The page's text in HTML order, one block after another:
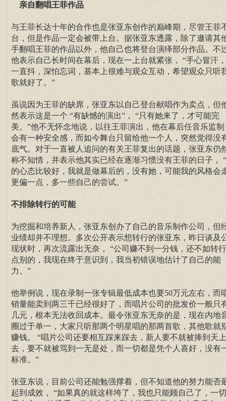
亲自翻唱王菲作品
与王菲长达十年的合作也是张亚东创作的巅峰期，尽管王菲
台，但是作品一定会被带上台。据张亚东透露，除了邀请其
手翻唱王菲的作品以外，他自己也将登台演绎部分作品。不
他表示自己长时间在幕后，现在一上台就紧张， “手心冒汗
一直抖，深怕忘词，基本上很难与观众互动，希望观众只听
歌就好了。”
虽说因为王菲的缺席，张亚东以自己登台献唱作为卖点，但
然表示这是一个 “有缺憾的演出”， “只有她来了，才可能完
美。”他不无怀念地说，以往王菲演出，他在幕后任音乐监制
会有一种安全感，而如今舞台只留给他一个人，突然觉得没
底气。对于一直被人追问的有关王菲复出的话题，张亚东仍
称不知情，并表示他其实已经在逐渐习惯没有王菲的日子，
的心态比较好，我就是做幕后的，没有她，可能我的风格会
更偏一点，多一些自己的尝试。”
不排除转行的可能
为挖掘和培养新人，张亚东创办了自己的音乐制作公司，但
业绩却并不理想。多次公开表示想转行的张亚东，昨日谈及
现状时，再次流露出无奈， “公司赚不到一分钱，还不如转
点别的，我现在终于意识到，我当初错误地估计了自己的能
力。”
他举例说，现在录制一张专辑最低成本也要50万元左右，而
销量能卖到两三千已经很好了，而唱片公司的批发价一般只
几元，根本无法收回成本。最令张亚东无奈的是，现在内地
圈过于单一，大家只听那两个明星唱的那两首歌，其他歌就
赚钱。 “唱片公司还要相互踩来踩去，新人要不就被捧到天上
去，要不就被骂到一无是处，而一切都是凭个人喜好，没有
标准。”
张亚东说，目前公司还能勉强撑着，但不知道他的努力能否
起到成效， “如果真的就这样垮了，我也只能顾自己了，一